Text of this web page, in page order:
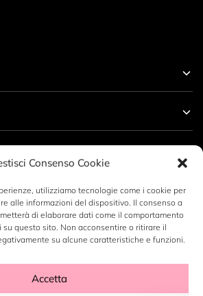
Consenso Cookie
utilizziamo tecnologie come i cookie per
alle informazioni del dispositivo. Il consenso a
di elaborare dati come il comportamento
questo sito. Non acconsentire o ritirare il
su alcune caratteristiche e funzioni.
AccettaN14 SRL - P.Iva: 12496530960
- ByDeZign Art